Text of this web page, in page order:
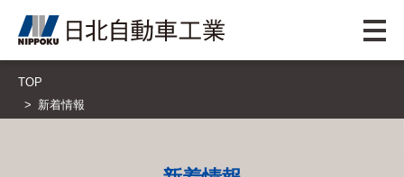
TOP
新着情報